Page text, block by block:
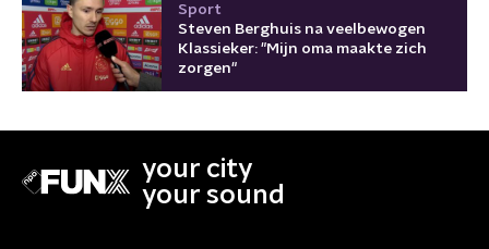
Sport
Steven Berghuis na veelbewogen
Klassieker: "Mijn oma maakte zich
zorgen"
your city
your sound